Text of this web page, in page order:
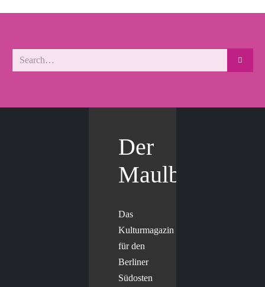
Der
Maulbär
Das
Kulturmagazin
für den
Berliner
Südosten